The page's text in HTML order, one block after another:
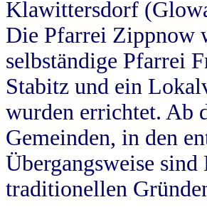
Klawittersdorf
Die Pfarrei Zippnow
selbständige Pfarrei
Stabitz und ein
wurden errichtet. Ab
Gemeinden, in den
Übergangsweise
traditionellen